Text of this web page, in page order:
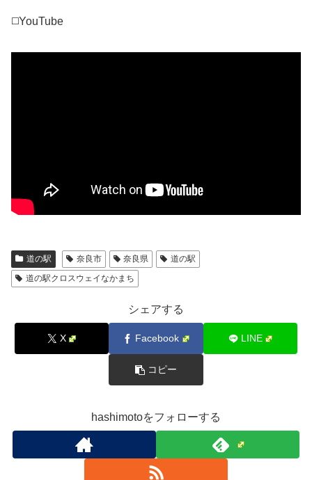
◻️YouTube
道の駅 奈良市 奈良県
道の駅
道の駅クロスウェイなかまち
シェアする
X Facebook LINE
コピー
hashimotoをフォローする